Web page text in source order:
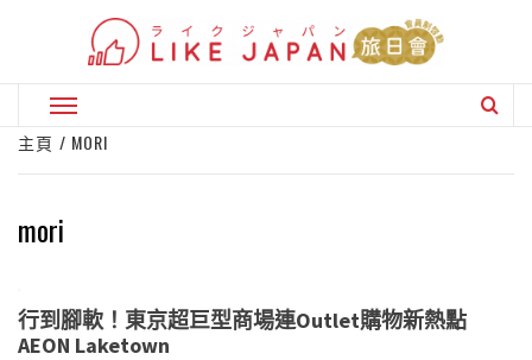
Primary
Menu
主頁 MORI
mori
行到腳軟！東京超巨型商場連Outlet購物新熱點
AEON Laketown